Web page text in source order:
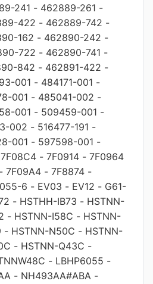
241 - 462889-261 -
422 - 462889-742 -
162 - 462890-242 -
722 - 462890-741 -
842 - 462891-422 -
001 - 484171-001 -
001 - 485041-002 -
001 - 509459-001 -
002 - 516477-191 -
001 - 597598-001 -
7F08C4 - 7F0914 - 7F0964
- 7F09A4 - 7F8874 -
6 - EV03 - EV12 - G61-
- HSTHH-IB73 - HSTNN-
- HSTNN-I58C - HSTNN-
- HSTNN-N50C - HSTNN-
- HSTNN-Q43C -
- LBHP6055 -
- NH493AA#ABA -